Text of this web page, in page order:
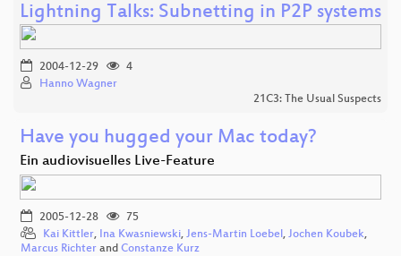
Lightning Talks: Subnetting in P2P systems
2004-12-29
4
Hanno Wagner
21C3: The Usual Suspects
Have you hugged your Mac today?
Ein audiovisuelles Live-Feature
2005-12-28
75
Kai Kittler, Ina Kwasniewski, Jens-Martin Loebel , Jochen Koubek,
Marcus Richter and Constanze Kurz